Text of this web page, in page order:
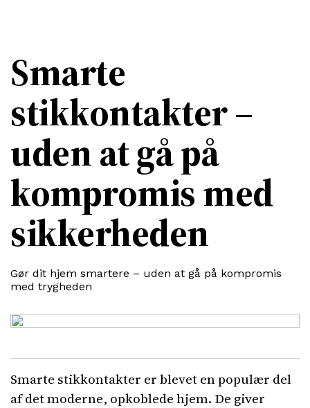
Smarte
stikkontakter –
uden at gå på
kompromis med
sikkerheden
Gør dit hjem smartere – uden at gå på kompromis
med trygheden
Smarte stikkontakter er blevet en populær del
af det moderne, opkoblede hjem. De giver